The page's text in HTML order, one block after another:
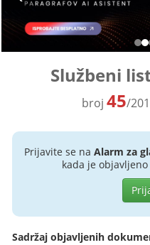
Službeni
broj45/
Prijavite se na Alarm za
kada je
Sadržaj objavljenih